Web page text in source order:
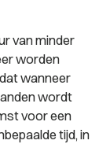
van minder
worden
wanneer
wordt
voor een
tijd, in